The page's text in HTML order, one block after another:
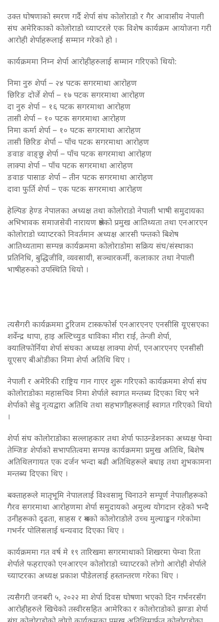
उक्त घोषणाको स्मरण गर्दै शेर्पा संघ कोलोराडो र गैर आवासीय नेपाली
संघ अमेरिकाको कोलोराडो च्याप्टरले एक विशेष कार्यक्रम आयोजना गरी
आरोही शेर्पाहरूलाई सम्मान गरेको हो ।
कार्यक्रममा निम्न शेर्पा आरोहीहरुलाई सम्मान गरिएको थियो:
निमा नुरु शेर्पा – २४ पटक सगरमाथा आरोहण
छिरिङ दोर्जे शेर्पा – १७ पटक सगरमाथा आरोहण
दा नुरु शेर्पा – १६ पटक सगरमाथा आरोहण
तासी शेर्पा – १० पटक सगरमाथा आरोहण
निमा कर्मा शेर्पा – १० पटक सगरमाथा आरोहण
तासी छिरिङ शेर्पा – पाँच पटक सगरमाथा आरोहण
ङवाङ वाङ्छु शेर्पा – पाँच पटक सगरमाथा आरोहण
लाक्पा शेर्पा – पाँच पटक सगरमाथा आरोहण
ङवाङ पासाङ शेर्पा – तीन पटक सगरमाथा आरोहण
दावा फुर्ति शेर्पा – एक पटक सगरमाथा आरोहण
हेल्पिङ हेण्ड नेपालका अध्यक्ष तथा कोलोराडो नेपाली भाषी समुदायका
अभिभावक समाजसेवी नारायण श्रेष्ठको प्रमुख आतिथ्यता तथा एनआरएन
कोलोराडो च्याप्टरको निवर्तमान अध्यक्ष आरसी पन्तको बिशेष
आतिथ्यतामा सम्पन्न कार्यक्रममा कोलोराडोमा सक्रिय संघ/संस्थाका
प्रतिनिधि, बुद्धिजीवि, व्यवसायी, सञ्चारकर्मी, कलाकार तथा नेपाली
भाषीहरुको उपस्थिति थियो ।
त्यसैगरी कार्यक्रममा टुरिजम टास्कफोर्स एनआरएनए एनसीसि यूएसएका
शर्वेन्द्र थापा, हाइ अल्टिच्युड धाविका मीरा राई, तेन्जी शेर्पा,
क्यालिफोर्निया शेर्पा संघका अध्यक्ष लाक्पा शेर्पा, एनआरएनए एनसीसी
यूएसए बीओडीका निमा शेर्पा अतिथि थिए ।
नेपाली र अमेरिकी राष्ट्रिय गान गाएर शुरू गरिएको कार्यक्रममा शेर्पा संघ
कोलोराडोका महासचिव निमा शेर्पाले स्वागत मन्तब्य दिएका थिए भने
शेर्पाको सेव्रु नृत्यद्वारा अतिथि तथा सहभागीहरूलाई स्वागत गरिएको थियो
।
शेर्पा संघ कोलोराडोका सल्लाहकार तथा शेर्पा फाउन्डेशनका अध्यक्ष पेम्वा
तेम्जिङ शेर्पाको सभापतित्वमा सम्पन्न कार्यक्रममा प्रमुख अतिथि, बिशेष
अतिथिलगायत एक दर्जन भन्दा बढी अतिथिहरूले बधाइ तथा शुभकामना
मन्तब्य दिएका थिए ।
बक्ताहरूले मातृभूमि नेपाललाई विश्वसामु चिनाउने सम्पूर्ण नेपालीहरूको
गैरव सगरमाथा आरोहणमा शेर्पा समुदायको अमुल्य योगदान रहेको भन्दै
उनीहरूको दृढता, साहस र श्रमको कोलोराडोले उच्च मुल्याङ्कन गरेकोमा
गभर्नर पोलिसलाई धन्यवाद दिएका थिए ।
कार्यक्रममा गत वर्ष मे १९ तारिखमा सगरमाथाको शिखरमा पेम्वा रिता
शेर्पाले फहराएको एनआरएन कोलोराडो च्याप्टरको लोगो आरोही शेर्पाले
च्याप्टरका अध्यक्ष प्रकाश पौडेललाई हस्तान्तरण गरेका थिए ।
त्यसैगरी जनबरी ५, २०२२ मा शेर्पा दिवस घोषणा भएको दिन गर्भनरसँग
आरोहीहरुले खिचेको तस्वीरसहित आमेरिका र कोलोराडोको झण्डा शेर्पा